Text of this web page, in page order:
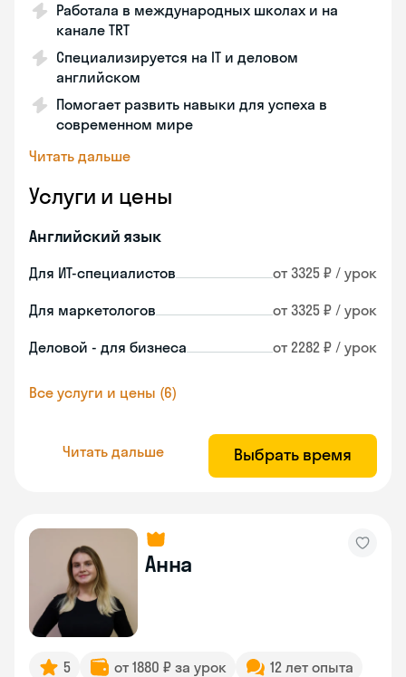
Работала в международных школах и на
канале TRT
Специализируется на IT и деловом
английском
Помогает развить навыки для успеха в
современном мире
Читать дальше
Услуги и цены
Английский язык
Для ИТ-специалистов от 3325 ₽ / урок
Для маркетологов от 3325 ₽ / урок
Деловой - для бизнеса от 2282 ₽ / урок
Все услуги и цены (6)
Читать дальше Выбрать время
Анна
5 от 1880 ₽ за урок 12 лет опыта